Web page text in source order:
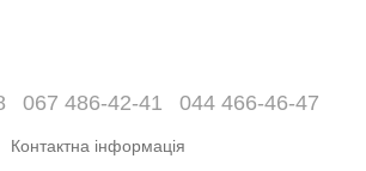
067 486-42-41 044 466-46-47
Контактна інформація